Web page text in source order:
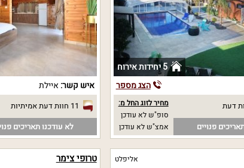
5 יחידות אירוח
הצג מספר
דעת
פנויים
מחיר לזוג החל מ:
סופ"ש לא עודכן
אמצ"ש לא עודכן
איש קשר: איילת
11 חוות דעת אמיתיות
לא עודכנו תאריכים
אליפלט טרופי צימר